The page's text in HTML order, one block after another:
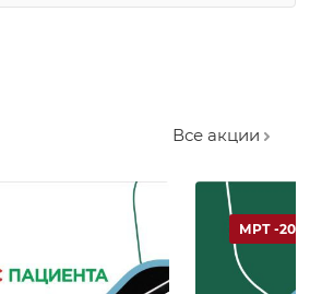
Все акции
МРТ -20 %